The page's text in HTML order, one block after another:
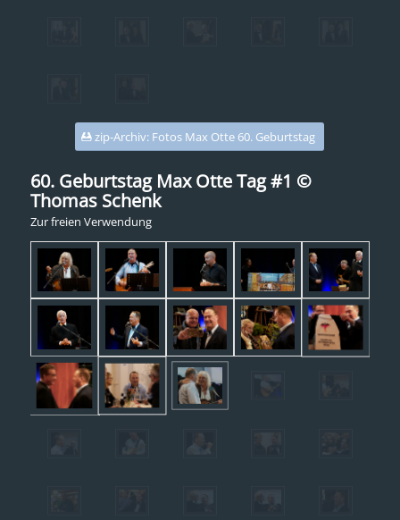
zip-Archiv: Fotos Max Otte 60. Geburtstag
60. Geburtstag Max Otte Tag #1 ©
Thomas Schenk
Zur freien Verwendung